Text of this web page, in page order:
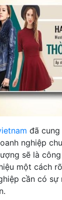
đã
nghiệp
sẽ là
một cách
cần có